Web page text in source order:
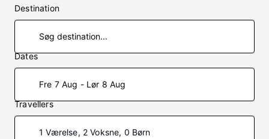
Destination
Dates
Fre 7 Aug - Lør 8 Aug
Travellers
1 Værelse, 2 Voksne, 0 Børn